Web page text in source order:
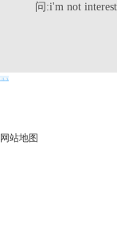
问:i'm not
网站地图